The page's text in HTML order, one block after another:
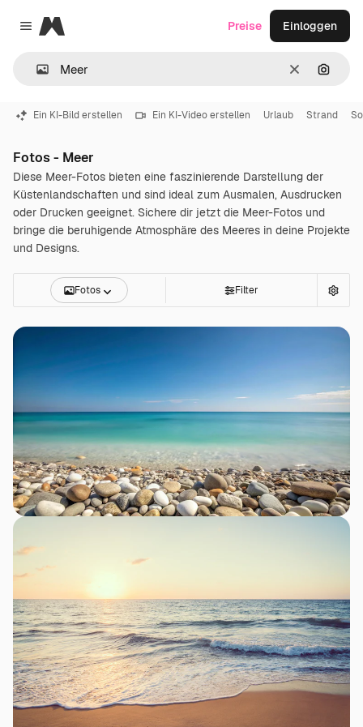
Close menu
Magnific
LöschenNach
Preise Einloggen
Ein KI-Bild erstellen Ein KI-Video erstellen Urlaub Strand
Fotos - Meer
Diese Meer-Fotos bieten eine faszinierende Darstellung der
Küstenlandschaften und sind ideal zum Ausmalen, Ausdrucken
oder Drucken geeignet. Sichere dir jetzt die Meer-Fotos und
bringe die beruhigende Atmosphäre des Meeres in deine Projekte
und Designs.
Fotos Filter